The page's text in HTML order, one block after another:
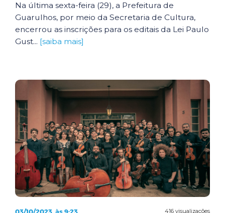
Na última sexta-feira (29), a Prefeitura de
Guarulhos, por meio da Secretaria de Cultura,
encerrou as inscrições para os editais da Lei Paulo
Gust... [saiba mais]
416 visualizações
03/10/2023, às 9:23